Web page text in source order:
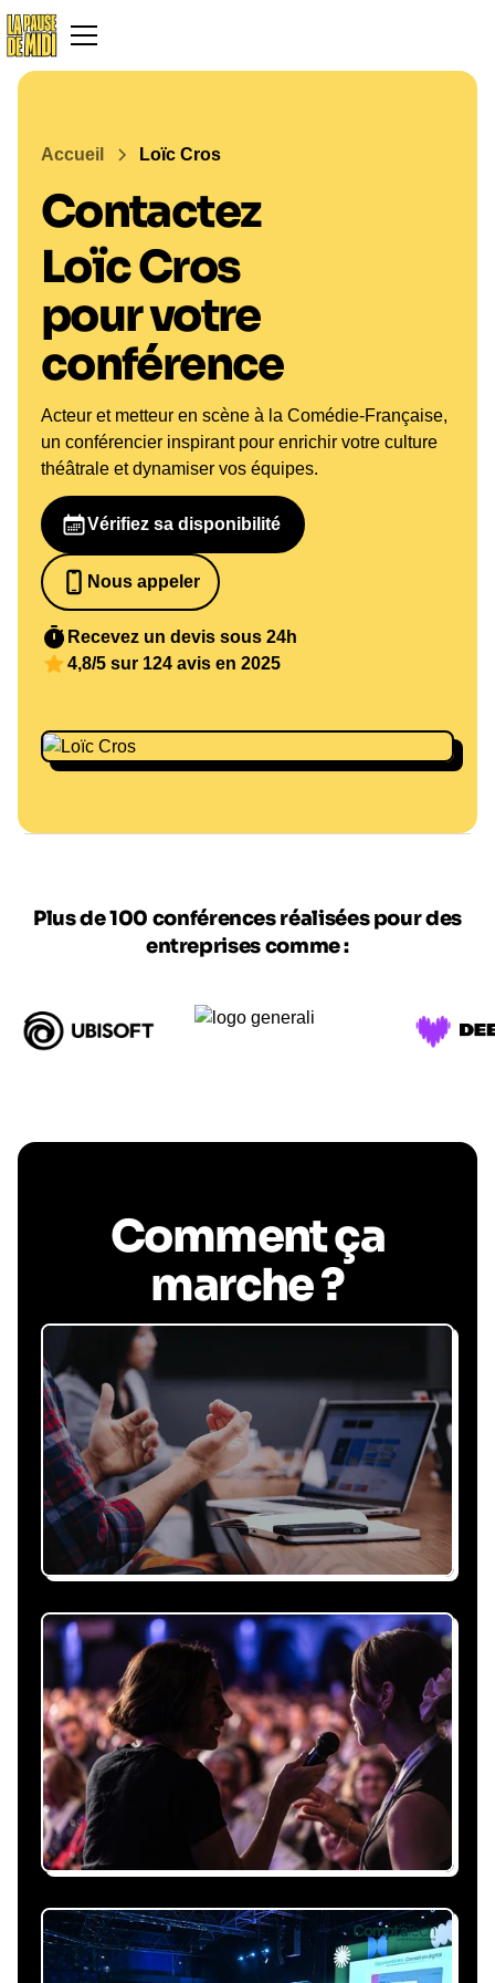
Accueil Loïc Cros
Contactez
Loïc Cros
pour votre
conférence
Acteur et metteur en scène à la Comédie-Française,
un conférencier inspirant pour enrichir votre culture
théâtrale et dynamiser vos équipes.
Vérifiez sa disponibilité
Nous appeler
0652698481
Recevez un devis sous 24h
4,8/5 sur 124 avis en 2025
Plus de 100 conférences réalisées pour des
entreprises comme :
Comment ça
marche ?
Recevez une proposition
sous 24h
Expliquez-nous vos besoins, on vous répond
sous 24h avec une proposition
personnalisée, claire et adaptée à votre
événement et à vos contraintes.
Nous nous occupons de
tout